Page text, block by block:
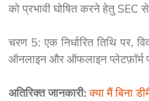
को प्रभावी घोषित करने हेतु SEC
चरण 5: एक निर्धारित तिथि पर,
ऑनलाइन और ऑफलाइन प्लेटफ़ॉर्म
अतिरिक्त जानकारी: क्या मैं बिना